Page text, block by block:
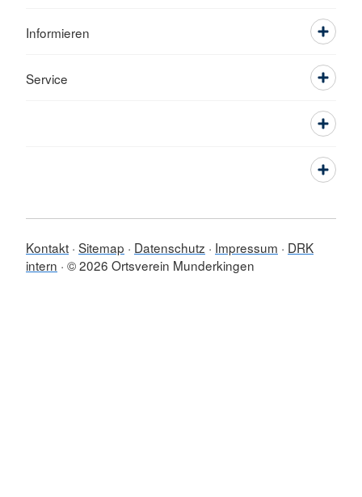
Informieren
Service
Kontakt Sitemap Datenschutz Impressum
DRK
intern © 2026 Ortsverein Munderkingen